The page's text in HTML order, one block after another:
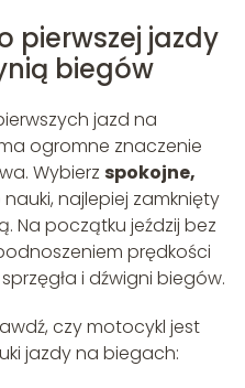
pierwszej jazdy
biegów
jazd na
ogromne znaczenie
Wybierz spokojne,
najlepiej zamknięty
Na początku jeździj bez
prędkości
i dźwigni biegów.
czy motocykl jest
jazdy na biegach: